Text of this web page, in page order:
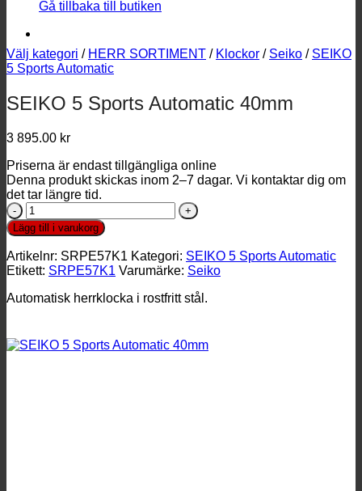
Gå tillbaka till butiken
Välj kategori / HERR SORTIMENT / Klockor / Seiko / SEIKO
5 Sports Automatic
SEIKO 5 Sports Automatic 40mm
3 895.00 kr
Priserna är endast tillgängliga online
Denna produkt skickas inom 2–7 dagar. Vi kontaktar dig om
det tar längre tid.
SEIKO
5
Sports
Automatic
40mm
mängd
Lägg till i varukorg
Artikelnr: SRPE57K1 Kategori: SEIKO 5 Sports Automatic
Etikett: SRPE57K1 Varumärke: Seiko
Automatisk herrklocka i rostfritt stål.